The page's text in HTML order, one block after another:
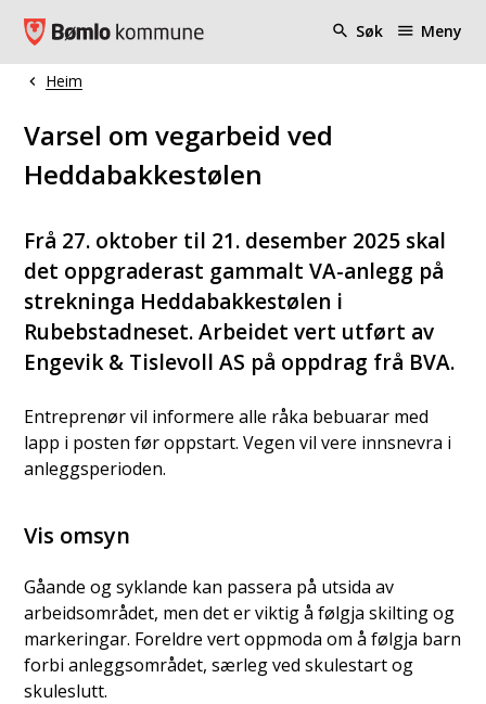
Bømlo kommune Søk Meny
Du er her:
Heim
Varsel om vegarbeid ved
Heddabakkestølen
Frå 27. oktober til 21. desember 2025 skal
det oppgraderast gammalt VA-anlegg på
strekninga Heddabakkestølen i
Rubebstadneset. Arbeidet vert utført av
Engevik & Tislevoll AS på oppdrag frå BVA.
Entreprenør vil informere alle råka bebuarar med
lapp i posten før oppstart. Vegen vil vere innsnevra i
anleggsperioden.
Vis omsyn
Gåande og syklande kan passera på utsida av
arbeidsområdet, men det er viktig å følgja skilting og
markeringar. Foreldre vert oppmoda om å følgja barn
forbi anleggsområdet, særleg ved skulestart og
skuleslutt.